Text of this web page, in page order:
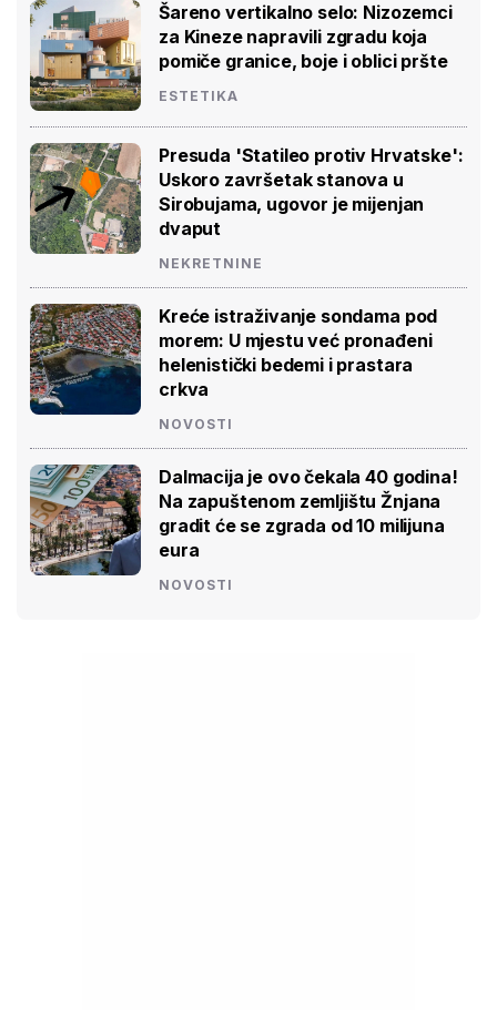
Šareno vertikalno selo: Nizozemci
za Kineze napravili zgradu koja
pomiče granice, boje i oblici pršte
ESTETIKA
Presuda 'Statileo protiv Hrvatske':
Uskoro završetak stanova u
Sirobujama, ugovor je mijenjan
dvaput
NEKRETNINE
Kreće istraživanje sondama pod
morem: U mjestu već pronađeni
helenistički bedemi i prastara
crkva
NOVOSTI
Dalmacija je ovo čekala 40 godina!
Na zapuštenom zemljištu Žnjana
gradit će se zgrada od 10 milijuna
eura
NOVOSTI